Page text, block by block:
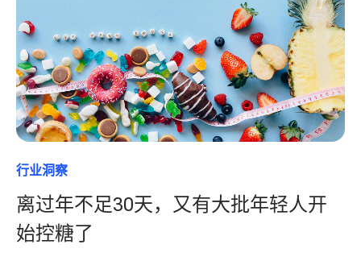
行业洞察
离过年不足30天，又有大批年轻人开
始控糖了